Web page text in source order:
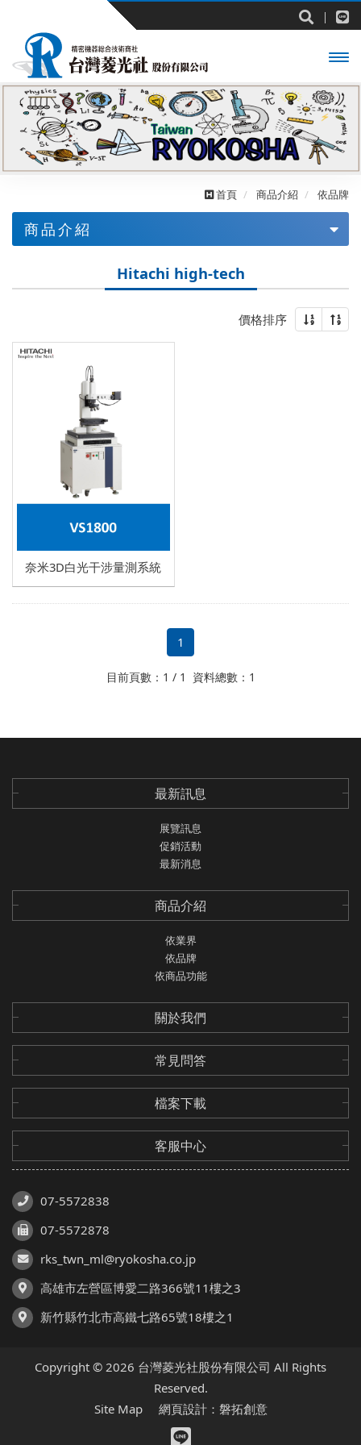
主選
單
首頁 商品介紹 依品牌
商品介紹
Fuji work
Hitachi high-tech
Lasertec
Intechno
Photonic Lattice
TAKAOKA TOKO
Nakamura-Tome
其他
Hitachi high-tech
價格排序
奈米3D白光干涉量測系統
1
目前頁數：1 / 1 資料總數：1
最新訊息
展覽訊息
促銷活動
最新消息
商品介紹
依業界
依品牌
依商品功能
關於我們
常見問答
檔案下載
客服中心
07-5572838
07-5572878
rks_twn_ml@ryokosha.co.jp
高雄市左營區博愛二路366號11樓之3
新竹縣竹北市高鐵七路65號18樓之1
Copyright © 2026 台灣菱光社股份有限公司 All Rights
Reserved.
Site Map
網頁設計：磐拓創意